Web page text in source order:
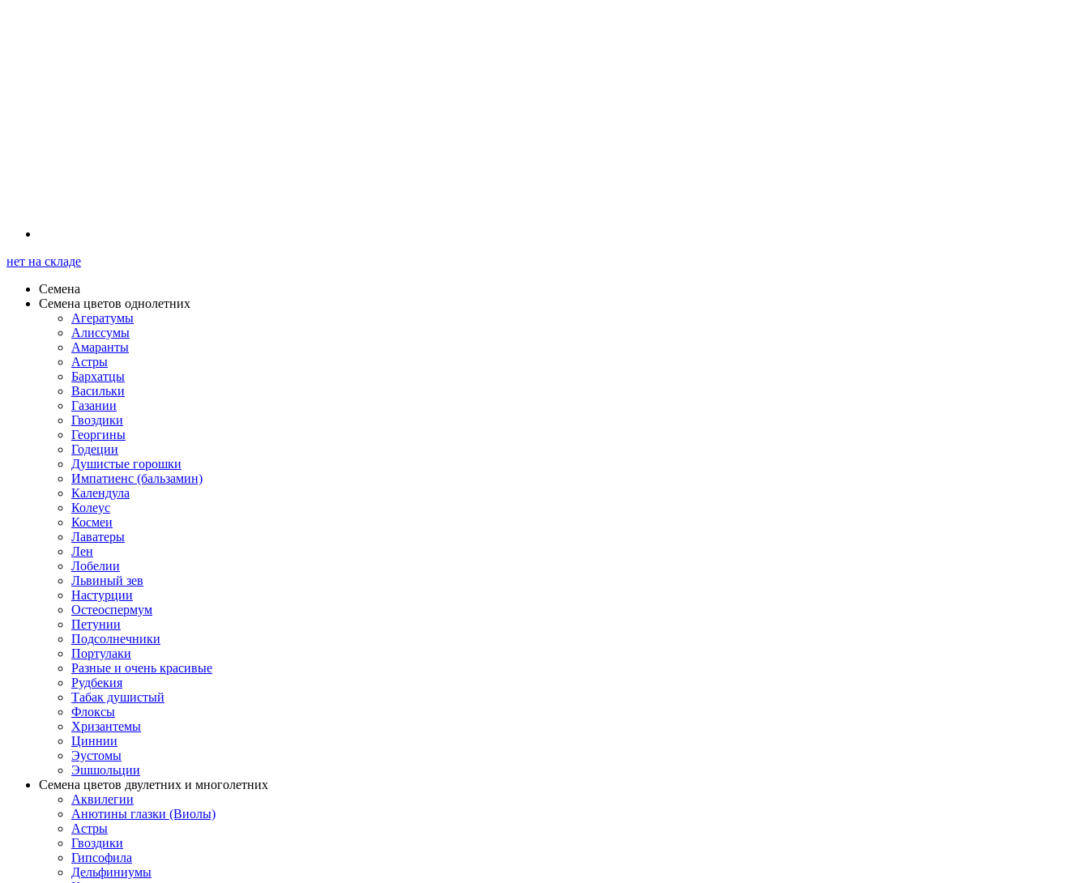
нет на складе
Семена
Семена цветов однолетних
Агератумы
Алиссумы
Амаранты
Астры
Бархатцы
Васильки
Газании
Гвоздики
Георгины
Годеции
Душистые горошки
Импатиенс (бальзамин)
Календула
Колеус
Космеи
Лаватеры
Лен
Лобелии
Львиный зев
Настурции
Остеоспермум
Петунии
Подсолнечники
Портулаки
Разные и очень красивые
Рудбекия
Табак душистый
Флоксы
Хризантемы
Циннии
Эустомы
Эшшольции
Семена цветов двулетних и многолетних
Аквилегии
Анютины глазки (Виолы)
Астры
Гвоздики
Гипсофила
Дельфиниумы